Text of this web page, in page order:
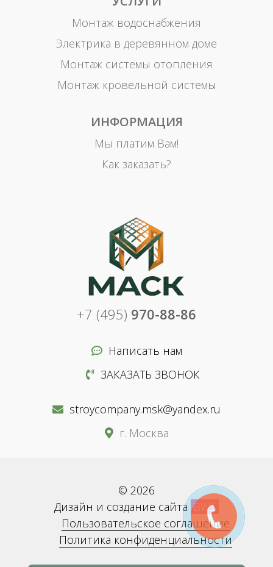
Монтаж водоснабжения
Электрика в деревянном доме
Монтаж системы отопления
Монтаж кровельной системы
ИНФОРМАЦИЯ
Мы платим Вам!
Как заказать?
+7 (495) 970-88-86
Написать нам
ЗАКАЗАТЬ ЗВОНОК
stroycompany.msk@yandex.ru
г. Москва
© 2026
Дизайн и создание сайта BWS
Пользовательское соглашение
Политика конфиденциальности